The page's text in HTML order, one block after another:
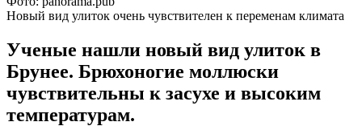
Новый вид улиток очень чувствителен к переменам климата
Ученые нашли новый вид улиток в
Брунее. Брюхоногие моллюски
чувствительны к засухе и высоким
температурам.